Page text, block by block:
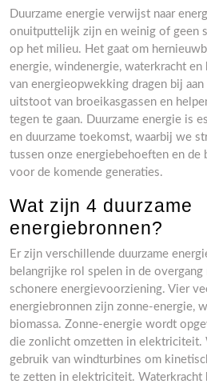
Duurzame energie verwijst naar
onuitputtelijk zijn en weinig of geen
op het milieu. Het gaat om
energie, windenergie, waterkracht en
van energieopwekking dragen bij
uitstoot van broeikasgassen en
tegen te gaan. Duurzame energie is
en duurzame toekomst, waarbij we
tussen onze energiebehoeften en de
voor de komende generaties.
Wat zijn 4 duurzame
energiebronnen?
Er zijn verschillende duurzame
belangrijke rol spelen in de overgang
schonere energievoorziening. Vier
energiebronnen zijn zonne-energie,
biomassa. Zonne-energie wordt
die zonlicht omzetten in elektriciteit.
gebruik van windturbines om
te zetten in elektriciteit. Waterkracht